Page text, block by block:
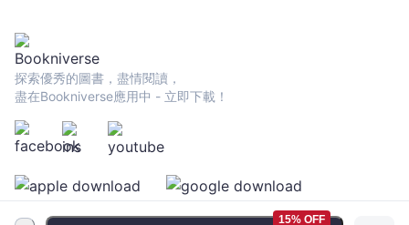
15% OFF
探索優秀的圖書，盡情閱讀，
盡在Bookniverse應用中 - 立即下載！